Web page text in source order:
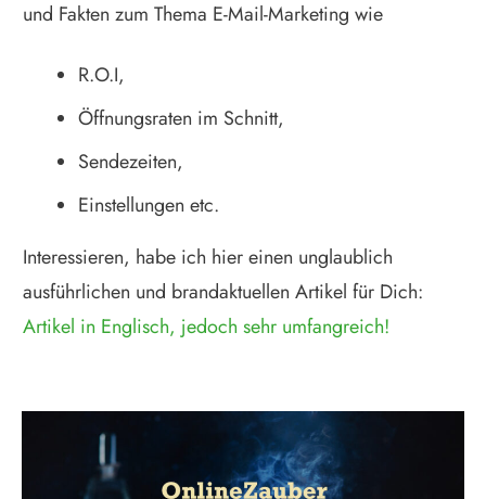
und Fakten zum Thema E-Mail-Marketing wie
R.O.I,
Öffnungsraten im Schnitt,
Sendezeiten,
Einstellungen etc.
Interessieren, habe ich hier einen unglaublich
ausführlichen und brandaktuellen Artikel für Dich:
Artikel in Englisch, jedoch sehr umfangreich!